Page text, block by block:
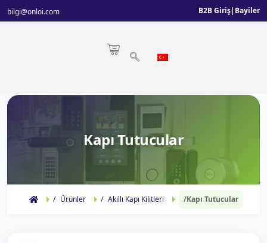
bilgi@onloi.com B2B Giriş| Bayiler
Kapı Tutucular
Ürünler Akıllı Kapı Kilitleri Kapı Tutucular